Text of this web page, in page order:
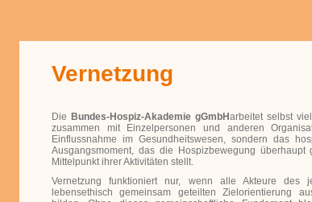
Vernetzung
Die Bundes-Hospiz-Akademie gGmbH arbeitet selbst
zusammen mit Einzelpersonen und anderen
Einflussnahme im Gesundheitswesen, sondern das
Ausgangsmoment, das die Hospizbewegung überhaupt
Mittelpunkt ihrer Aktivitäten stellt.
Vernetzung funktioniert nur, wenn alle Akteure des
lebensethisch gemeinsam geteilten Zielorientierung